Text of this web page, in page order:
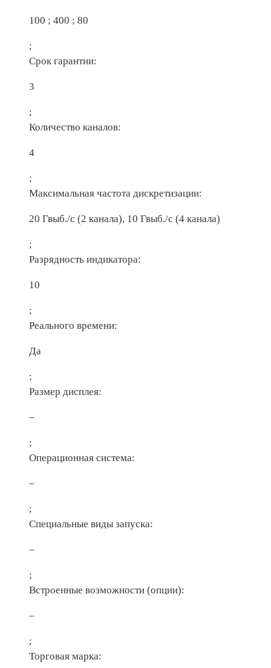
100 ; 400 ; 80
;
Срок гарантии:
3
;
Количество каналов:
4
;
Максимальная частота дискретизации:
20 Гвыб./с (2 канала), 10 Гвыб./с (4 канала)
;
Разрядность индикатора:
10
;
Реального времени:
Да
;
Размер дисплея:
–
;
Операционная система:
–
;
Специальные виды запуска:
–
;
Встроенные возможности (опции):
–
;
Торговая марка: